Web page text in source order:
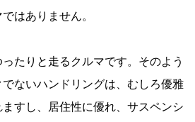
はありません。
たりと走るクルマです。そのよう
ないハンドリングは、むしろ優雅
すし、居住性に優れ、サスペンシ